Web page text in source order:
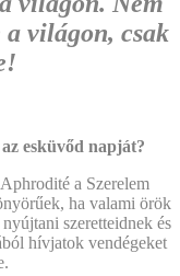
a világon, csak
esküvőd napját?
a Szerelem
ha valami örök
szeretteidnek és
hívjatok vendégeket